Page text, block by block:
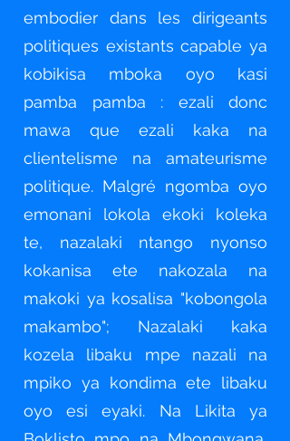
embodier dans les dirigeants
politiques existants capable ya
kobikisa mboka oyo kasi
pamba pamba : ezali donc
mawa que ezali kaka na
clientelisme na amateurisme
politique. Malgré ngomba oyo
emonani lokola ekoki koleka
te, nazalaki ntango nyonso
kokanisa ete nakozala na
makoki ya kosalisa "kobongola
makambo"; Nazalaki kaka
kozela libaku mpe nazali na
mpiko ya kondima ete libaku
oyo esi eyaki. Na Likita ya